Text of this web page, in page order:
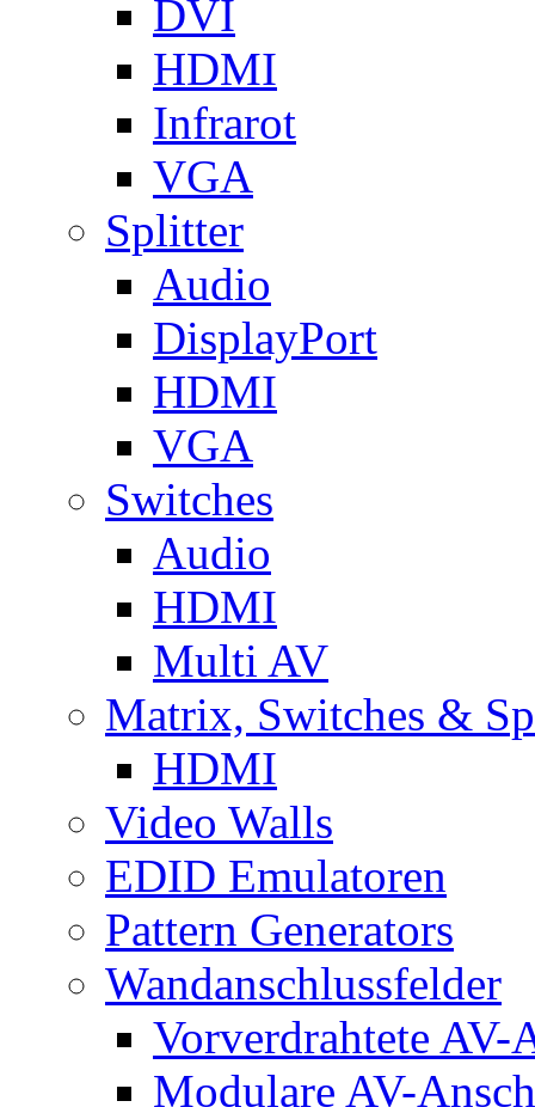
DVI
HDMI
Infrarot
VGA
Splitter
Audio
DisplayPort
HDMI
VGA
Switches
Audio
HDMI
Multi AV
Matrix, Switches &
HDMI
Video Walls
EDID Emulatoren
Pattern Generators
Wandanschlussfelder
Vorverdrahtete AV-
Modulare AV-